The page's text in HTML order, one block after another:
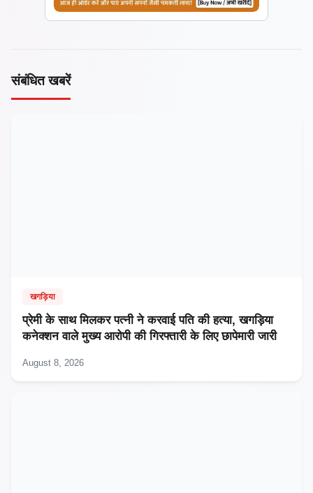
संबंधित खबरें
खगड़िया
प्रेमी के साथ मिलकर पत्नी ने करवाई पति की हत्या, खगड़िया
कनेक्शन वाले मुख्य आरोपी की गिरफ्तारी के लिए छापेमारी जारी
August 8, 2026